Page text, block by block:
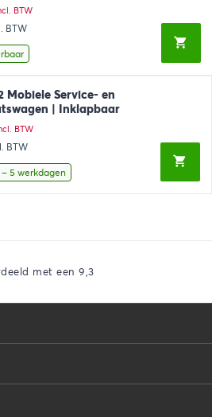
BTW
BTW
Mobiele Service- en
| Inklapbaar
BTW
BTW
5 werkdagen
met een 9,3
line.nl